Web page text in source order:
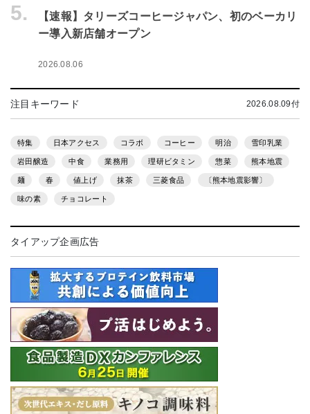
5.
【速報】タリーズコーヒージャパン、初のベーカリ
ー導入新店舗オープン
2026.08.06
注目キーワード 2026.08.09付
特集 日本アクセス コラボ コーヒー 明治 雪印乳業
岩田醸造 中食 業務用 理研ビタミン 惣菜 熊本地震
麺 春 値上げ 抹茶 三菱食品 〔熊本地震影響〕
味の素 チョコレート
タイアップ企画広告